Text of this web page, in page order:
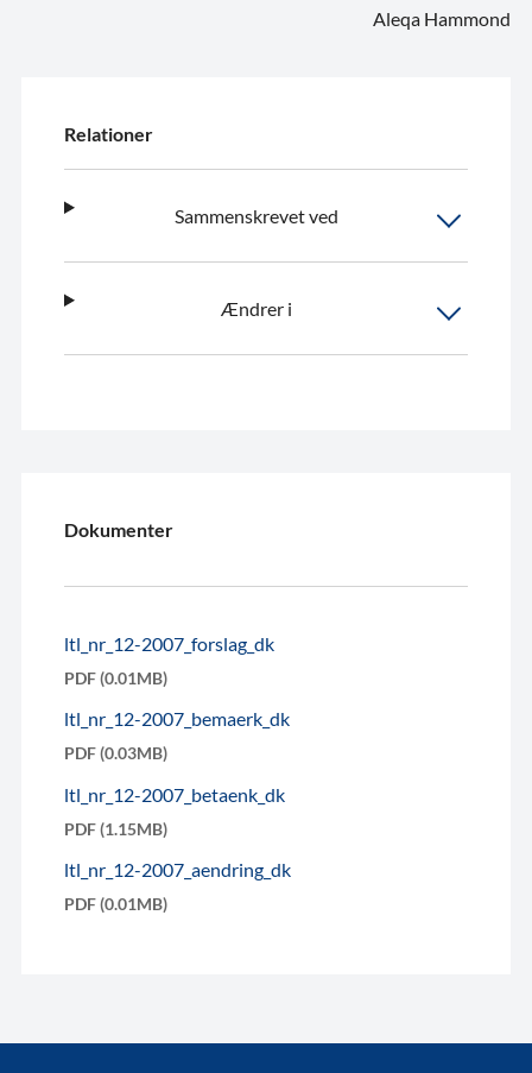
Aleqa Hammond
Relationer
Sammenskrevet ved
Ændrer i
Dokumenter
ltl_nr_12-2007_forslag_dk
PDF (0.01MB)
ltl_nr_12-2007_bemaerk_dk
PDF (0.03MB)
ltl_nr_12-2007_betaenk_dk
PDF (1.15MB)
ltl_nr_12-2007_aendring_dk
PDF (0.01MB)